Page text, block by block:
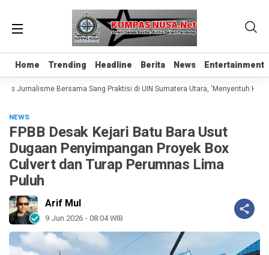
Home Trending Headline Berita News Entertainment
Home Trending Headline Berita News Entertainment
Jurnalisme Bersama Sang Praktisi di UIN Sumatera Utara, ‘Menyentuh Hati
NEWS
FPBB Desak Kejari Batu Bara Usut
Dugaan Penyimpangan Proyek Box
Culvert dan Turap Perumnas Lima
Puluh
Arif Mul
9 Jun 2026 - 08:04 WIB